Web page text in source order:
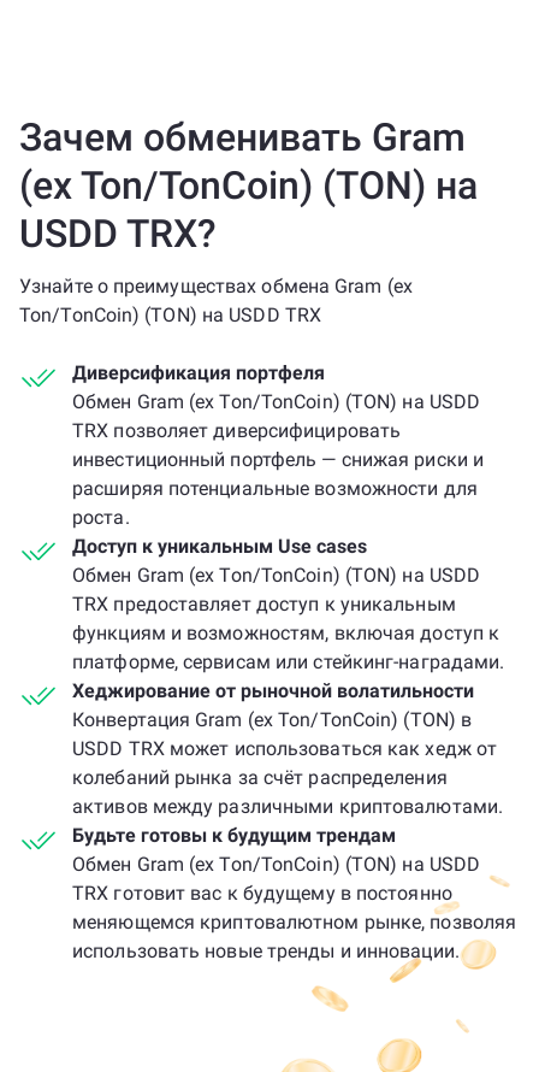
Зачем обменивать Gram
(ex Ton/TonCoin) (TON) на
USDD TRX?
Узнайте о преимуществах обмена Gram (ex
Ton/TonCoin) (TON) на USDD TRX
Диверсификация портфеля
Обмен Gram (ex Ton/TonCoin) (TON) на USDD
TRX позволяет диверсифицировать
инвестиционный портфель — снижая риски и
расширяя потенциальные возможности для
роста.
Доступ к уникальным Use cases
Обмен Gram (ex Ton/TonCoin) (TON) на USDD
TRX предоставляет доступ к уникальным
функциям и возможностям, включая доступ к
платформе, сервисам или стейкинг-наградами.
Хеджирование от рыночной волатильности
Конвертация Gram (ex Ton/TonCoin) (TON) в
USDD TRX может использоваться как хедж от
колебаний рынка за счёт распределения
активов между различными криптовалютами.
Будьте готовы к будущим трендам
Обмен Gram (ex Ton/TonCoin) (TON) на USDD
TRX готовит вас к будущему в постоянно
меняющемся криптовалютном рынке, позволяя
использовать новые тренды и инновации.